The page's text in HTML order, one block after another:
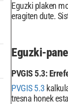
Eguzki plaken
eragiten dute.
Eguzki-
PVGIS 5.3:
PVGIS 5.3
tresna honek